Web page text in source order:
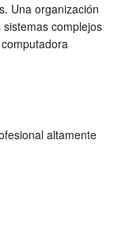
Una organización
complejos
altamente